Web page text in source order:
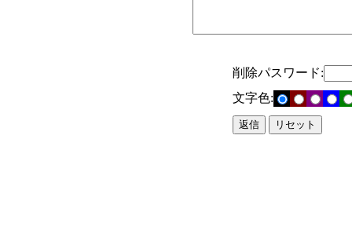
削除パスワード:
文字色: